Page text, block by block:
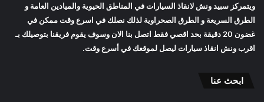
ويتمركز سبيد ونش لانقاذ السيارات في المناطق الحيوية والميادين العامة و
الطرق السريعة و الطرق الصحراوية لذلك نصلك في اسرع وقت ممكن في
غضون 20 دقيقة بحد اقصي فقط اتصل بنا الان وسوف يقوم فريقنا بتوصيلك بـ
اقربونش انقاذ سياراتليصل لموقعك في أسرع وقت.
ابحث عنا